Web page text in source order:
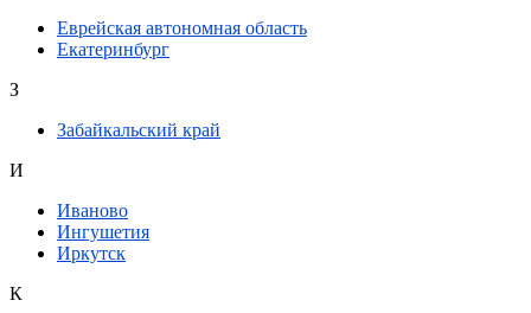
Еврейская автономная область
Екатеринбург
З
Забайкальский край
И
Иваново
Ингушетия
Иркутск
К